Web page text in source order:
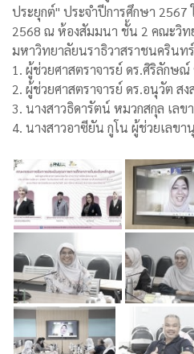
ประยุกต์" ประจำปีการศึกษา 2567
2568 ณ ห้องสัมมนา ชั้น 2 คณะวิท
มหาวิทยาลัยนราธิวาสราชนครินท
1. ผู้ช่วยศาสตราจารย์ ดร.ศิริลักษ
2. ผู้ช่วยศาสตราจารย์ ดร.อนุวัต สง
3. นางสาวธิดารัตน์ หมวกสกุล เลข
4. นางสาวอาซียัน กูโน ผู้ช่วยเลขา